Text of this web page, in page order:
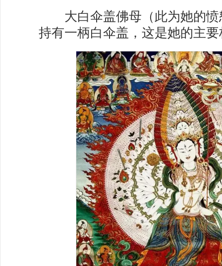
大白伞盖佛母（此为她的愤
持有一柄白伞盖，这是她的主